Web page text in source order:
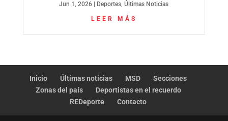
Jun 1, 2026 Deportes,Últimas Noticias
LEER MÁS
Inicio Últimas noticias MSD
Secciones
Zonas del país
Deportistas en el recuerdo
REDeporte
Contacto